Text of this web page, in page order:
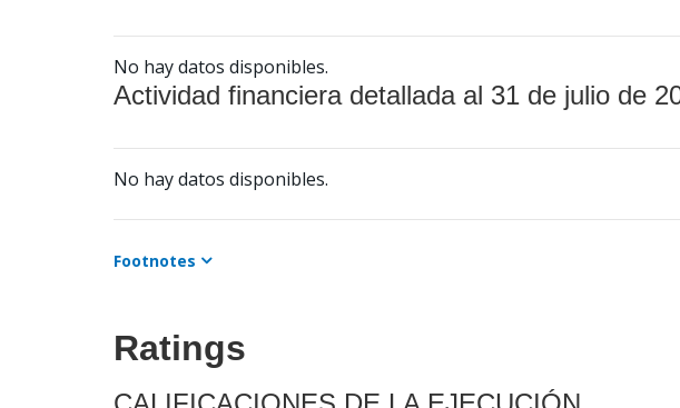
No hay datos disponibles.
Actividad financiera detallada al 31 de julio de
No hay datos disponibles.
Footnotes
Ratings